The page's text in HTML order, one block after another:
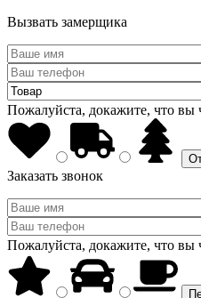
Вызвать замерщика
Пожалуйста, докажите, что вы
Заказать звонок
Пожалуйста, докажите, что вы